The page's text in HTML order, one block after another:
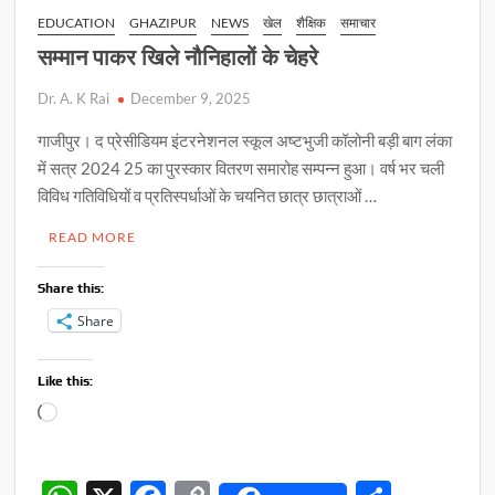
EDUCATION GHAZIPUR NEWS खेल शैक्षिक समाचार
सम्मान पाकर खिले नौनिहालों के चेहरे
Dr. A. K Rai December 9, 2025
गाजीपुर। द प्रेसीडियम इंटरनेशनल स्कूल अष्टभुजी कॉलोनी बड़ी बाग लंका
में सत्र 2024 25 का पुरस्कार वितरण समारोह सम्पन्न हुआ। वर्ष भर चली
विविध गतिविधियों व प्रतिस्पर्धाओं के चयनित छात्र छात्राओं …
READ MORE
Share this:
Share
Like this:
Loading…